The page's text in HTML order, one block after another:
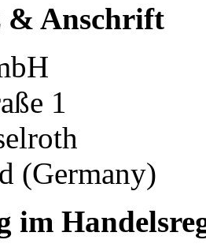
& Anschrift
1
(Germany)
im